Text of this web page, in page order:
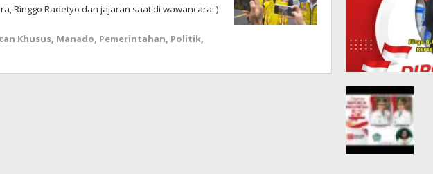
Ringgo Radetyo dan jajaran saat di wawancarai )
Khusus, Manado, Pemerintahan, Politik,